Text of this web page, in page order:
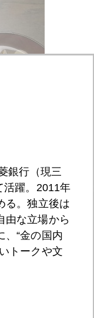
8月 9月
銀行（現三
活躍。2011年
る。独立後は
由な立場から
、“金の国内
トークや文